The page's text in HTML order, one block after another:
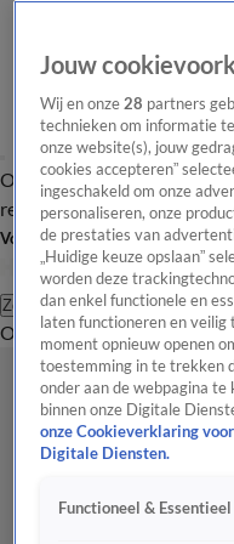
Overzicht Laatste nieuws
redactie
Volg Hart van Nederland
Zoeken
OverzichtRegio
Jouw
Wij en onze28 partners
technieken om informatie
onze website(s), jouw
cookies accepteren”
ingeschakeld om onze
personaliseren, onze
de prestaties van
„Huidige keuze opslaan”
worden deze
dan enkel functionele en
laten functioneren en veilig
moment opnieuw openen
toestemming in te trekken
onder aan de webpagina te
binnen onze Digitale
onze Cookieverklaring
Digitale Diensten.
Functioneel & Essentieel